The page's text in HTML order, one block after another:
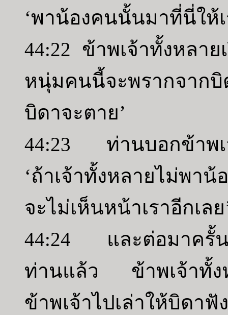
‘พาน้องคนนั้นมาที่นี่ให้เ
44:22 ข้าพเจ้าทั้งหลาย
หนุ่มคนนี้จะพรากจากบิ
บิดาจะตาย’
44:23 ท่านบอกข้าพเ
‘ถ้าเจ้าทั้งหลายไม่พา
จะไม่เห็นหน้าเราอีกเลย
44:24 และต่อมาครั้น
ท่านแล้ว ข้าพเจ้าทั้ง
ข้าพเจ้าไปเล่าให้บิดาฟัง